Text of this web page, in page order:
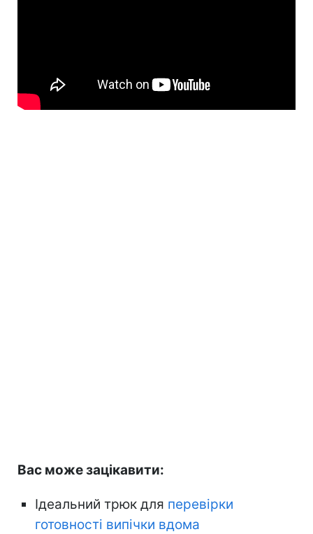
Вас може зацікавити:
Ідеальний трюк для перевірки
готовності випічки вдома